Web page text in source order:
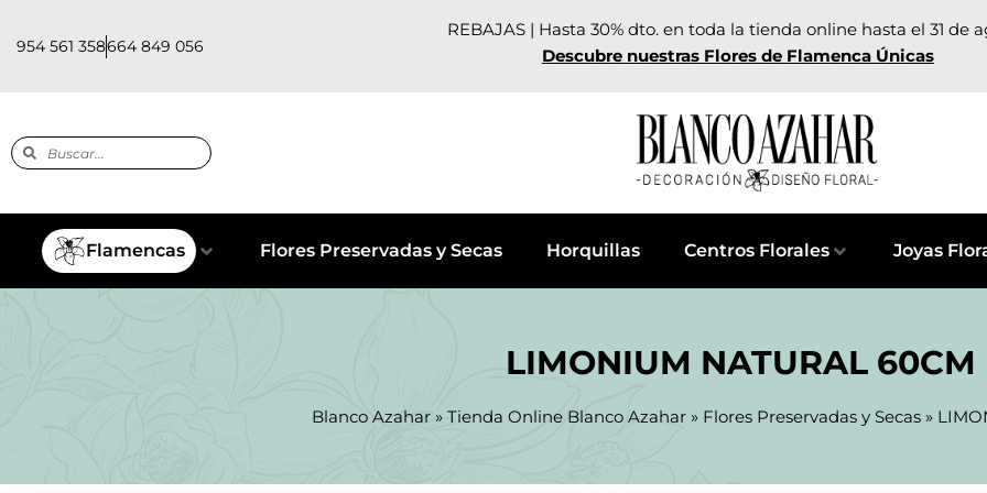
954 561 358664 849 056
REBAJAS | Hasta 30% dto. en toda la tienda online hasta el 31 de
Descubre nuestras Flores de Flamenca Únicas
Flamencas Flores Preservadas y Secas Horquillas Centros Florales Joyas
LIMONIUM NATURAL 60CM
Blanco Azahar » Tienda Online Blanco Azahar » Flores Preservadas y Secas »